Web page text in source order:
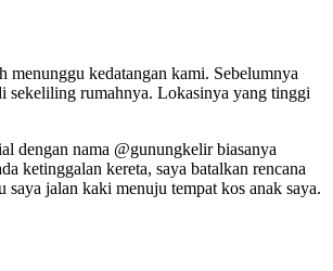
kedatangan kami. Sebelumnya
sekeliling rumahnya. Lokasinya yang tinggi
dengan nama @gunungkelir biasanya
ketinggalan kereta, saya batalkan rencana
jalan kaki menuju tempat kos anak saya.